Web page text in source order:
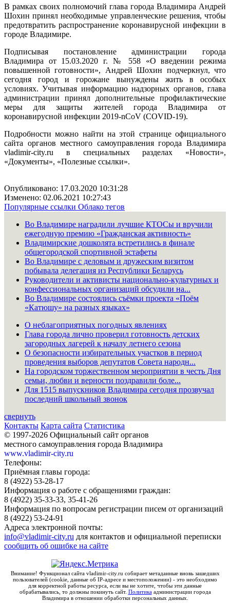
В рамках своих полномочий глава города Владимира Андрей
Шохин принял необходимые управленческие решения, чтобы
предотвратить распространение коронавирусной инфекции в
городе Владимире.
Подписывая постановление администрации города
Владимира от 15.03.2020 г. № 558 «О введении режима
повышенной готовности», Андрей Шохин подчеркнул, что
сегодня город и горожане вынуждены жить в особых
условиях. Учитывая информацию надзорных органов, глава
администрации принял дополнительные профилактические
меры для защиты жителей города Владимира от
коронавирусной инфекции 2019-nCoV (COVID-19).
Подробности можно найти на этой странице официального
сайта органов местного самоуправления города Владимира
vladimir-city.ru в специальных разделах «Новости»,
«Документы», «Полезные ссылки».
Опубликовано: 17.03.2020 10:31:28
Изменено: 02.06.2021 10:27:43
Популярные ссылки Облако тегов
Во Владимире наградили лучшие КТОСы и вручили
ежегодную премию «Гражданская активность»
Владимирские дошколята встретились в финале
общегородской спортивной эстафеты
Во Владимире с деловым и дружеским визитом
побывала делегация из Республики Беларусь
Руководители и активисты национально-культурных и
конфессиональных организаций обсудили на...
Во Владимире состоялись съёмки проекта «Поём
«Катюшу» на разных языках»
О неблагоприятных погодных явлениях
Глава города лично проверил готовность детских
загородных лагерей к началу летнего сезона
О безопасности избирательных участков в период
проведения выборов депутатов Совета народн...
На городском торжественном мероприятии в честь Дня
семьи, любви и верности поздравили боле...
Для 1515 выпускников Владимира сегодня прозвучал
последний школьный звонок
свернуть
Контакты Карта сайта Статистика
© 1997-2026 Официальный сайт органов
местного самоуправления города Владимира
www.vladimir-city.ru
Телефоны:
Приёмная главы города:
8 (4922) 53-28-17
Информация о работе с обращениями граждан:
8 (4922) 35-33-33, 35-41-26
Информация по вопросам регистрации писем от организаций
8 (4922) 53-24-91
Адреса электронной почты:
info@vladimir-city.ru для контактов и официальной переписки
сообщить об ошибке на сайте
Внимание! Функционал сайта vladimir-city.ru собирает метаданные вновь зашедших
пользователей (cookie, данные об IP-адресе и местоположении) - это необходимо
для корректной работы ресурса, если вы не хотите, чтобы эти данные
обрабатывались, то должны покинуть сайт. Политикаадминистрации города
Владимира в отношении обработки персональных данных.